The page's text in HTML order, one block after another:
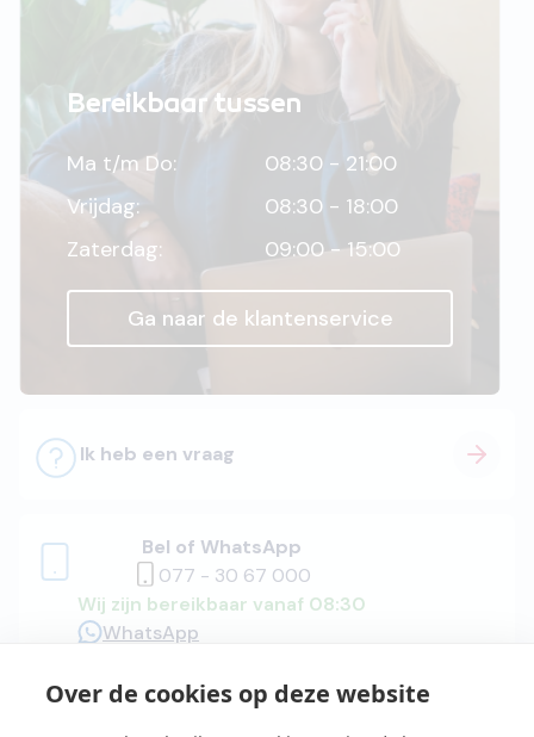
Over de cookies op deze website
Bereikbaar tussen
Ma t/m Do:
08:30 - 21:00
Vrijdag:
08:30 - 18:00
Zaterdag:
09:00 - 15:00
Ga naar de klantenservice
Ik heb een vraag
Bel of WhatsApp
077 - 30 67 000
Wij zijn bereikbaar vanaf 08:30
WhatsApp